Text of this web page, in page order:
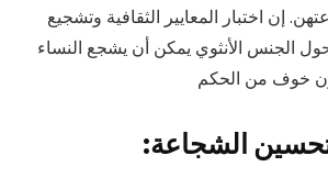
إن اختبار المعايير الثقافية وتشجيع
الجنس الأنثوي يمكن أن يشجع النساء
الشجاعة